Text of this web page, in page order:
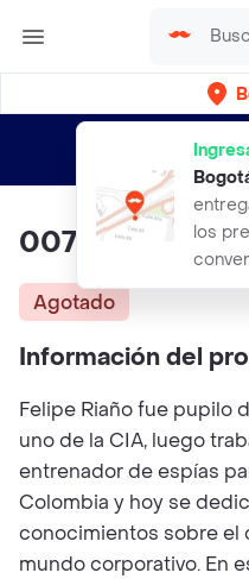
los
envíos gratis
007 Pasos
Agotado
Información del
Felipe Riaño fue pupilo
uno de la CIA, luego
entrenador de espías
Colombia y hoy se
conocimientos sobre el
mundo corporativo. En